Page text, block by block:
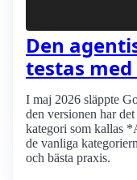
Den
testas
I maj 2026 släppte
den versionen har
kategori som kallas
de vanliga
och bästa praxis.